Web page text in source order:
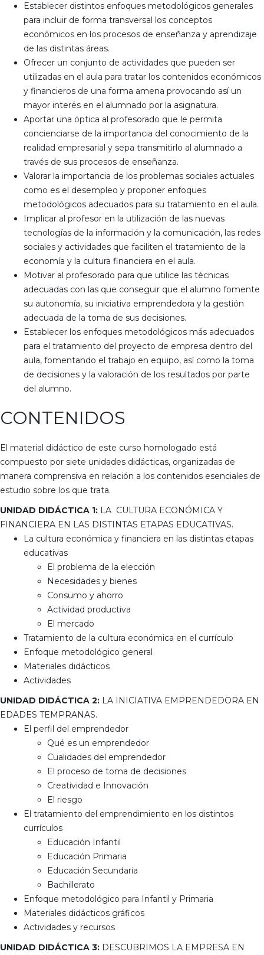
Establecer distintos enfoques metodológicos generales
para incluir de forma transversal los conceptos
económicos en los procesos de enseñanza y aprendizaje
de las distintas áreas.
Ofrecer un conjunto de actividades que pueden ser
utilizadas en el aula para tratar los contenidos económicos
y financieros de una forma amena provocando así un
mayor interés en el alumnado por la asignatura.
Aportar una óptica al profesorado que le permita
concienciarse de la importancia del conocimiento de la
realidad empresarial y sepa transmitirlo al alumnado a
través de sus procesos de enseñanza.
Valorar la importancia de los problemas sociales actuales
como es el desempleo y proponer enfoques
metodológicos adecuados para su tratamiento en el aula.
Implicar al profesor en la utilización de las nuevas
tecnologías de la información y la comunicación, las redes
sociales y actividades que faciliten el tratamiento de la
economía y la cultura financiera en el aula.
Motivar al profesorado para que utilice las técnicas
adecuadas con las que conseguir que el alumno fomente
su autonomía, su iniciativa emprendedora y la gestión
adecuada de la toma de sus decisiones.
Establecer los enfoques metodológicos más adecuados
para el tratamiento del proyecto de empresa dentro del
aula, fomentando el trabajo en equipo, así como la toma
de decisiones y la valoración de los resultados por parte
del alumno.
CONTENIDOS
El material didáctico de este curso homologado está
compuesto por siete unidades didácticas, organizadas de
manera comprensiva en relación a los contenidos esenciales de
estudio sobre los que trata.
UNIDAD DIDÁCTICA 1: LA CULTURA ECONÓMICA Y
FINANCIERA EN LAS DISTINTAS ETAPAS EDUCATIVAS.
La cultura económica y financiera en las distintas etapas
educativas
El problema de la elección
Necesidades y bienes
Consumo y ahorro
Actividad productiva
El mercado
Tratamiento de la cultura económica en el currículo
Enfoque metodológico general
Materiales didácticos
Actividades
UNIDAD DIDÁCTICA 2: LA INICIATIVA EMPRENDEDORA EN
EDADES TEMPRANAS.
El perfil del emprendedor
Qué es un emprendedor
Cualidades del emprendedor
El proceso de toma de decisiones
Creatividad e Innovación
El riesgo
El tratamiento del emprendimiento en los distintos
currículos
Educación Infantil
Educación Primaria
Educación Secundaria
Bachillerato
Enfoque metodológico para Infantil y Primaria
Materiales didácticos gráficos
Actividades y recursos
UNIDAD DIDÁCTICA 3: DESCUBRIMOS LA EMPRESA EN